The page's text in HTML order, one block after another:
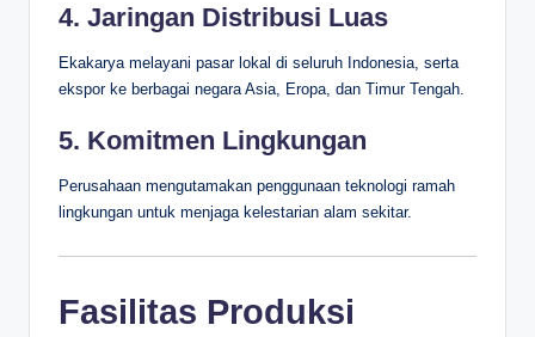
4. Jaringan Distribusi Luas
Ekakarya melayani pasar lokal di seluruh Indonesia, serta
ekspor ke berbagai negara Asia, Eropa, dan Timur Tengah.
5. Komitmen Lingkungan
Perusahaan mengutamakan penggunaan teknologi ramah
lingkungan untuk menjaga kelestarian alam sekitar.
Fasilitas Produksi